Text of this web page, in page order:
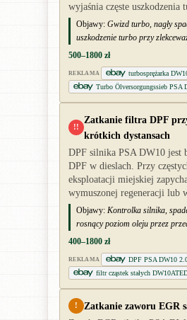
wyjaśnia częste uszkodzenia
Objawy: Gwizd turbo, nagły
uszkodzenie turbo przy
500–1800 zł
REKLAMA
turbosprężarka
Turbo Ölversorgungssieb PSA
!!
Zatkanie filtra DPF
krótkich dystansach
DPF silnika PSA DW10 jest
DPF w dieslach. Przy
eksploatacji miejskiej
wymuszonej regeneracji lub
Objawy: Kontrolka silnika,
rosnący poziom oleju przez
400–1800 zł
REKLAMA
DPF PSA DW10
filtr cząstek stałych
! Zatkanie zaworu EGR